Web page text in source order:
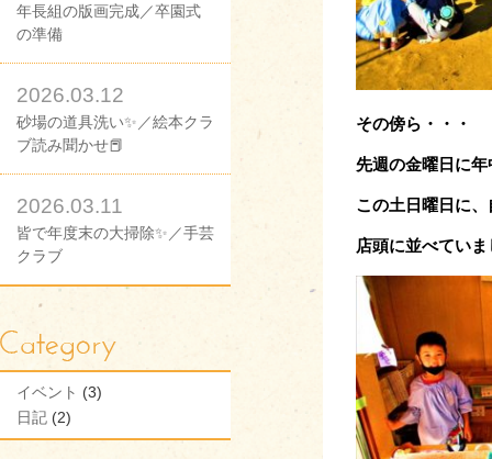
年長組の版画完成／卒園式
の準備
2026.03.12
砂場の道具洗い✨／絵本クラ
ブ読み聞かせ📕
2026.03.11
皆で年度末の大掃除✨／手芸
クラブ
イベント (3)
日記 (2)
その傍ら・・・
先週の金曜日に
この土日曜日に
店頭に並べていま